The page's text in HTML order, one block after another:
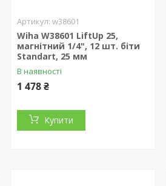
w38601
Wiha W38601 LiftUp 25,
магнітний 1/4", 12 шт. біти
Standart, 25 мм
В наявності
1 478 ₴
Купити